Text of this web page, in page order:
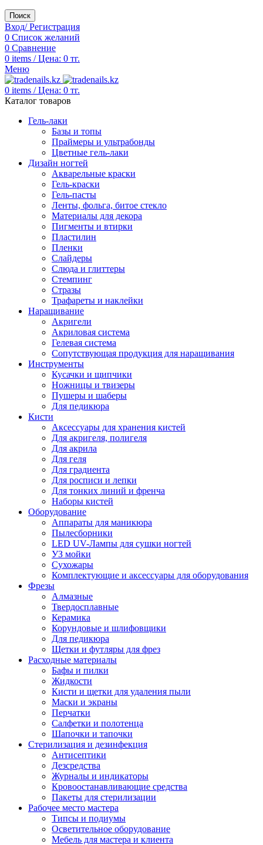
Поиск
Вход/ Регистрация
0 Список желаний
0 Сравнение
0 items / Цена: 0 тг.
Меню
0 items / Цена: 0 тг.
Каталог товаров
Гель-лаки
Базы и топы
Праймеры и ультрабонды
Цветные гель-лаки
Дизайн ногтей
Акварельные краски
Гель-краски
Гель-пасты
Ленты, фольга, битое стекло
Материалы для декора
Пигменты и втирки
Пластилин
Пленки
Слайдеры
Слюда и глиттеры
Стемпинг
Стразы
Трафареты и наклейки
Наращивание
Акригели
Акриловая система
Гелевая система
Сопутствующая продукция для наращивания
Инструменты
Кусачки и щипчики
Ножницы и твизеры
Пушеры и шаберы
Для педикюра
Кисти
Аксессуары для хранения кистей
Для акригеля, полигеля
Для акрила
Для геля
Для градиента
Для росписи и лепки
Для тонких линий и френча
Наборы кистей
Оборудование
Аппараты для маникюра
Пылесборники
LED UV-Лампы для сушки ногтей
УЗ мойки
Сухожары
Комплектующие и аксессуары для оборудования
Фрезы
Алмазные
Твердосплавные
Керамика
Корундовые и шлифовщики
Для педикюра
Щетки и футляры для фрез
Расходные материалы
Бафы и пилки
Жидкости
Кисти и щетки для удаления пыли
Маски и экраны
Перчатки
Салфетки и полотенца
Шапочки и тапочки
Стерилизация и дезинфекция
Антисептики
Дезсредства
Журналы и индикаторы
Кровоостанавливающие средства
Пакеты для стерилизации
Рабочее место мастера
Типсы и подиумы
Осветительное оборудование
Мебель для мастера и клиента